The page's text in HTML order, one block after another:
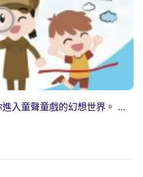
入童聲童戲的幻想世界。 …